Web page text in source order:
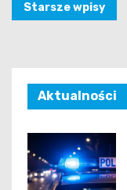
Nawigacja
Starsze wpisy
Aktualności